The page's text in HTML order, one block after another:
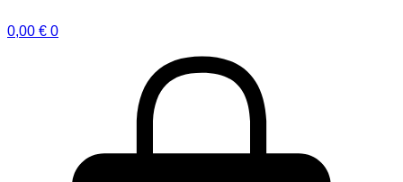
0,00 € 0